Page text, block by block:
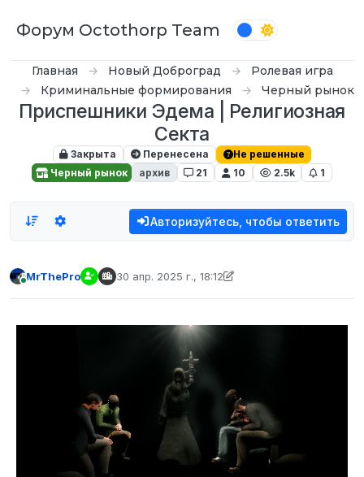
Форум Octothorp Team
Главная Новый Доброград
Ролевая игра
Криминальные формирования
Черный рынок
Приспешники Эдема | Религиозная
Секта
Закрыта Перенесена
Не решенные
Черный рынок
архив 21 10 2.5k 1
Авторизуйтесь, чтобы ответить
MrThePro 30 апр. 2025 г., 18:12
отредактировано Father